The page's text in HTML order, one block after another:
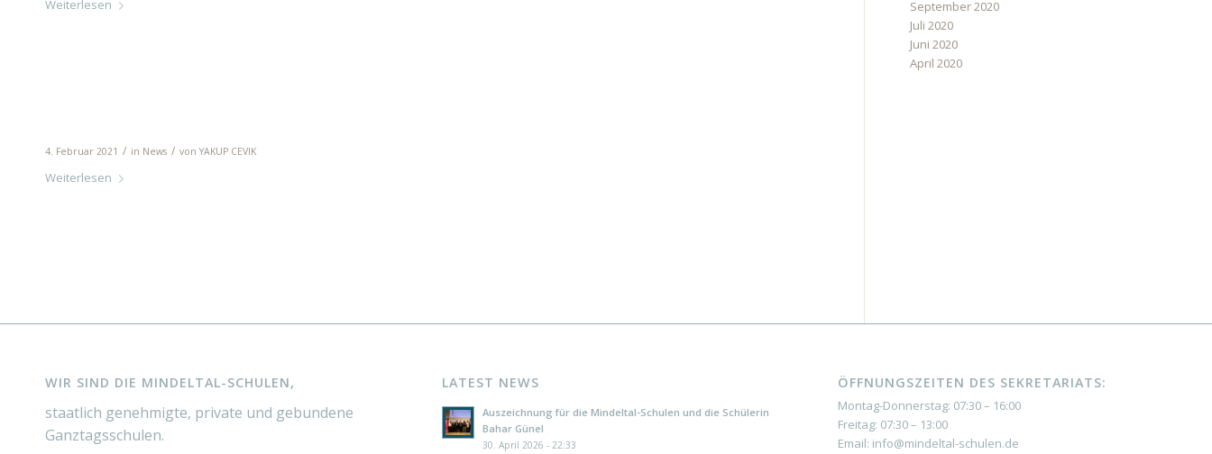
Weiterlesen
4. Februar 2021 / in News / von YAKUP CEVIK
Weiterlesen
September 2020
Juli 2020
Juni 2020
April 2020
WIR SIND DIE MINDELTAL-SCHULEN,
staatlich genehmigte, private und gebundene
Ganztagsschulen.
LATEST NEWS
Auszeichnung für die Mindeltal-Schulen und die Schülerin
Bahar Günel
30. April 2026 - 22:33
ÖFFNUNGSZEITEN DES SEKRETARIATS:
Montag-Donnerstag: 07:30 – 16:00
Freitag: 07:30 – 13:00
Email: info@mindeltal-schulen.de